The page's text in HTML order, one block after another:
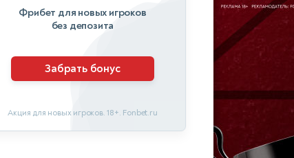
Фрибет для новых игроков
без депозита
Забрать бонус
Акция для новых игроков. 18+. Fonbet.ru